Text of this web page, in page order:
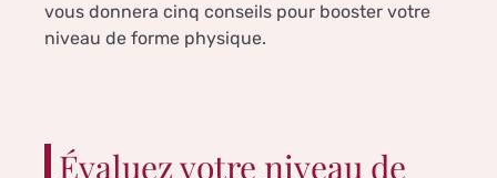
vous donnera cinq conseils pour booster votre
niveau de forme physique.
Évaluez votre niveau de